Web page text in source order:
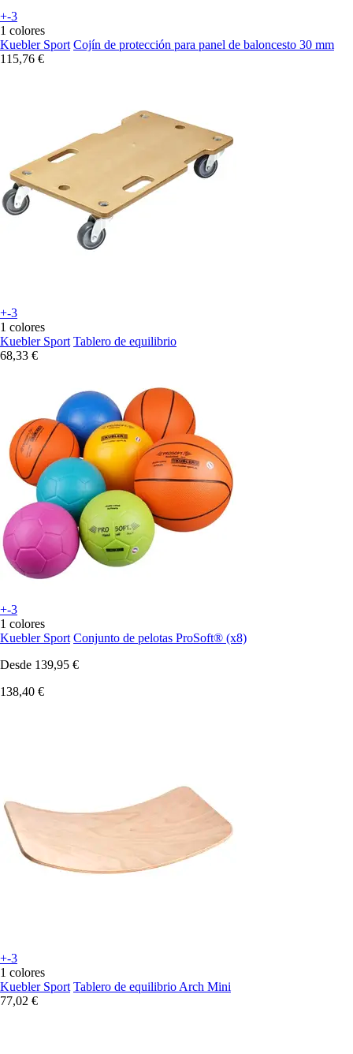
+-3
1 colores
Kuebler Sport Cojín de protección para panel de baloncesto 30 mm
115,76 €
+-3
1 colores
Kuebler Sport Tablero de equilibrio
68,33 €
+-3
1 colores
Kuebler Sport Conjunto de pelotas ProSoft® (x8)
Desde 139,95 €
138,40 €
+-3
1 colores
Kuebler Sport Tablero de equilibrio Arch Mini
77,02 €